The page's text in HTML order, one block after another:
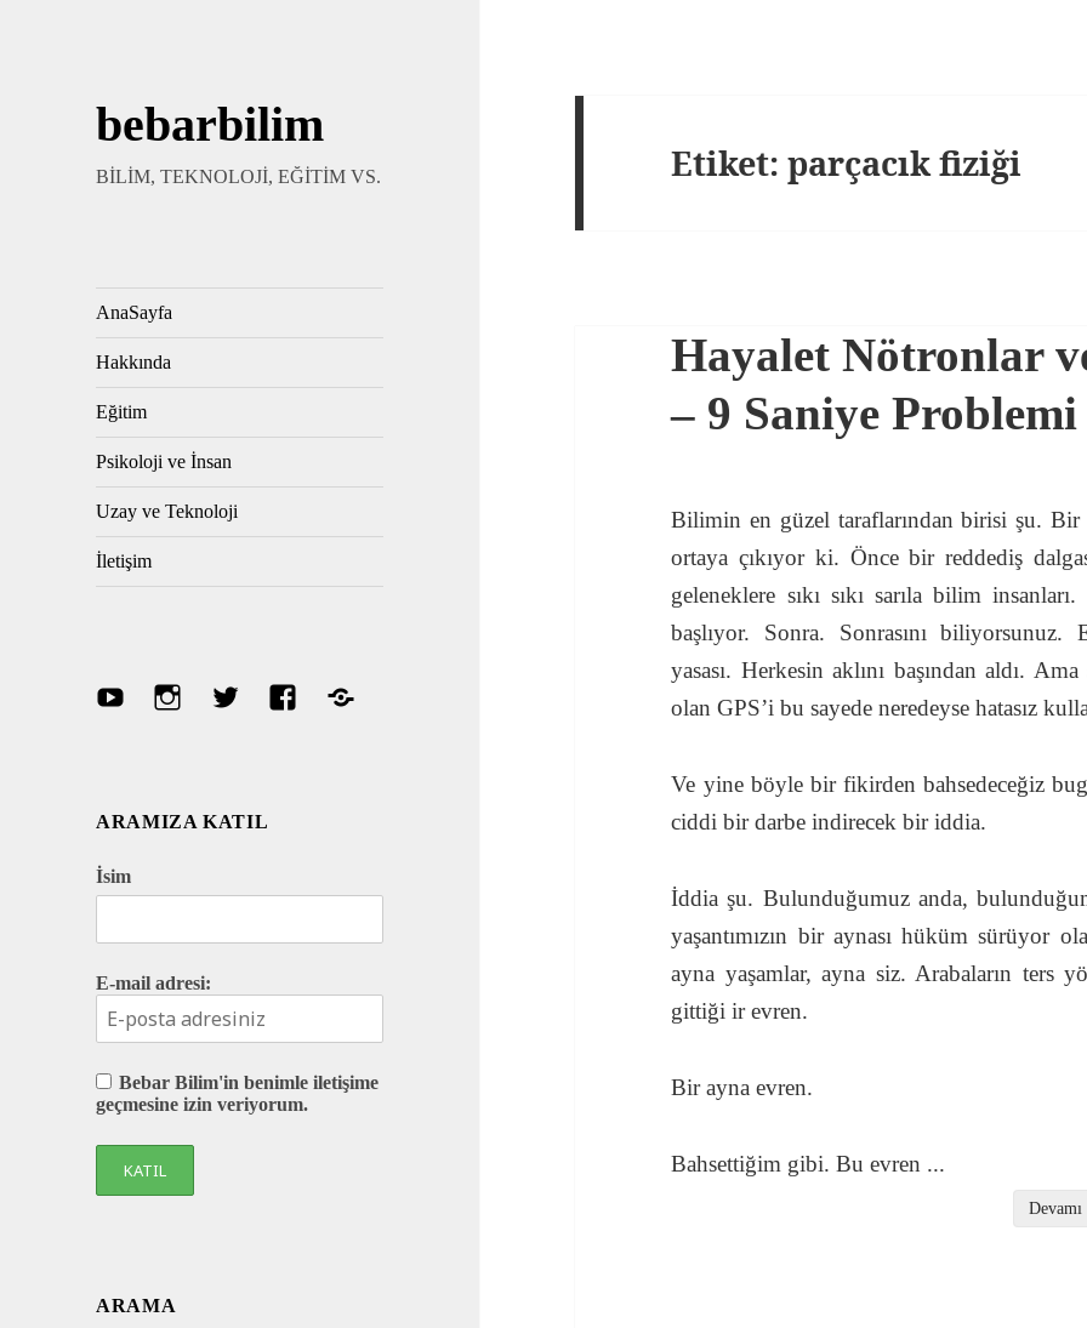
bebarbilim
BİLİM, TEKNOLOJİ, EĞİTİM VS.
AnaSayfa
Hakkında
Eğitim
Psikoloji ve İnsan
Uzay ve Teknoloji
İletişim
YoutubeInstagramTwitter FacebookDiscord
ARAMIZA KATIL
İsim
E-mail adresi:
Bebar Bilim'in benimle iletişime
geçmesine izin veriyorum.
ARAMA
Etiket:parçacık fiziği
Hayalet Nötronlar
– 9 Saniye Problemi
Bilimin en güzel taraflarından birisi şu.
ortaya çıkıyor ki. Önce bir reddediş
geleneklere sıkı sıkı sarıla bilim
başlıyor. Sonra. Sonrasını
yasası. Herkesin aklını başından aldı.
olan GPS’i bu sayede neredeyse hatasız
Ve yine böyle bir fikirden bahsedeceğiz
ciddi bir darbe indirecek bir iddia.
İddia şu. Bulunduğumuz anda,
yaşantımızın bir aynası hüküm sürüyor
ayna yaşamlar, ayna siz. Arabaların ters
gittiği ir evren.
Bir ayna evren.
Bahsettiğim gibi. Bu evren ...
Devamı